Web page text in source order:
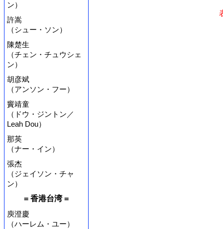
ン）
許嵩
（シュー・ソン）
陳楚生
（チェン・チュウシェ
ン）
胡彦斌
（アンソン・フー）
竇靖童
（ドウ・ジントン／
Leah Dou）
那英
（ナー・イン）
張杰
（ジェイソン・チャ
ン）
= 香港台湾 =
庾澄慶
（ハーレム・ユー）